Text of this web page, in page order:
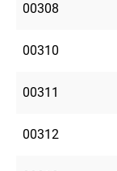
00308
00310
00311
00312